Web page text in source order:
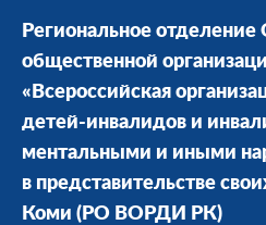
Региональное
общественной
«Всероссийская
детей-инвалидов и
ментальными и иными
в представительстве
Коми (РО ВОРДИ РК)